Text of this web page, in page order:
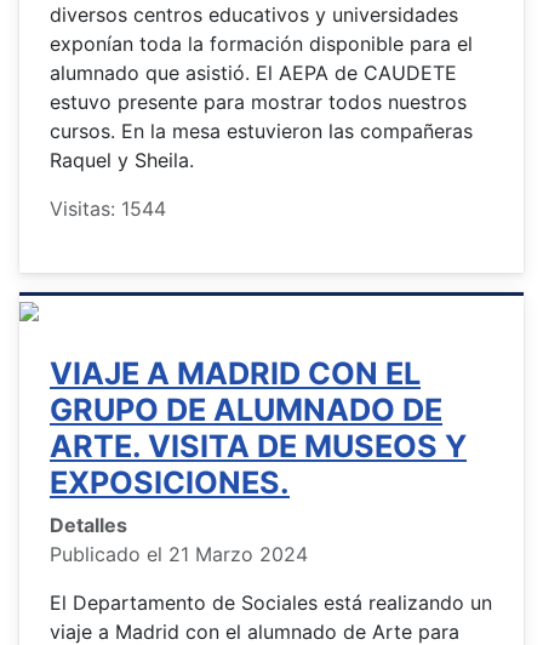
diversos centros educativos y universidades
exponían toda la formación disponible para el
alumnado que asistió. El AEPA de CAUDETE
estuvo presente para mostrar todos nuestros
cursos. En la mesa estuvieron las compañeras
Raquel y Sheila.
Visitas: 1544
VIAJE A MADRID CON EL
GRUPO DE ALUMNADO DE
ARTE. VISITA DE MUSEOS Y
EXPOSICIONES.
Detalles
Publicado el 21 Marzo 2024
El Departamento de Sociales está realizando un
viaje a Madrid con el alumnado de Arte para